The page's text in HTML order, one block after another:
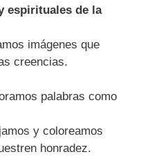
espirituales de la
imágenes que
creencias.
palabras como
y coloreamos
honradez.